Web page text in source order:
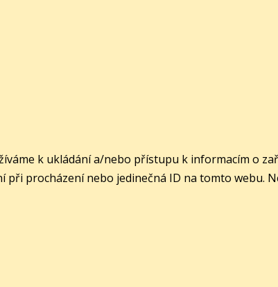
k ukládání a/nebo přístupu k informacím o
při procházení nebo jedinečná ID na tomto